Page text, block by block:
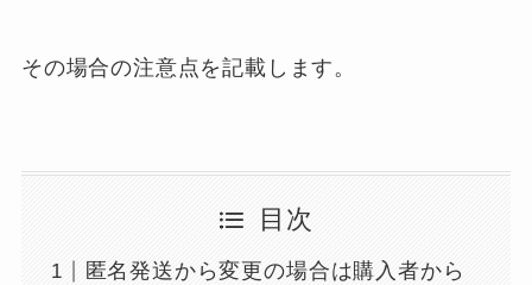
その場合の注意点を記載します。
目次
匿名発送から変更の場合は購入者から